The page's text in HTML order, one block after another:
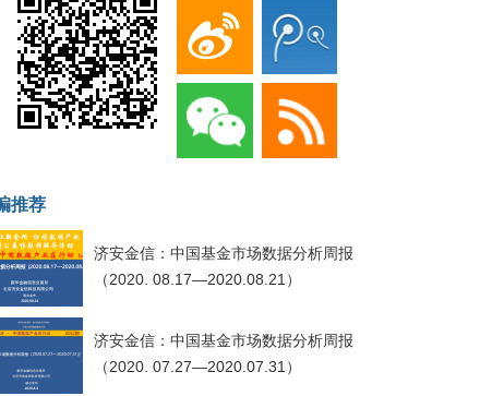
推荐
济安金信：中国基金市场数据分析周报
（2020. 08.17—2020.08.21）
济安金信：中国基金市场数据分析周报
（2020. 07.27—2020.07.31）